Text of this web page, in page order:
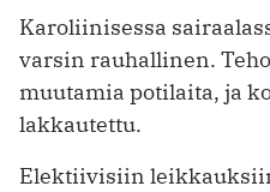
Karoliinisessa
varsin rauhallinen.
muutamia potilaita, ja
lakkautettu.
Elektiivisiin